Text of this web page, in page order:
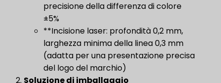
precisione della differenza di colore
±5%
**Incisione laser: profondità 0,2 mm,
larghezza minima della linea 0,3 mm
(adatta per una presentazione precisa
del logo del marchio)
Soluzione di imballaggio